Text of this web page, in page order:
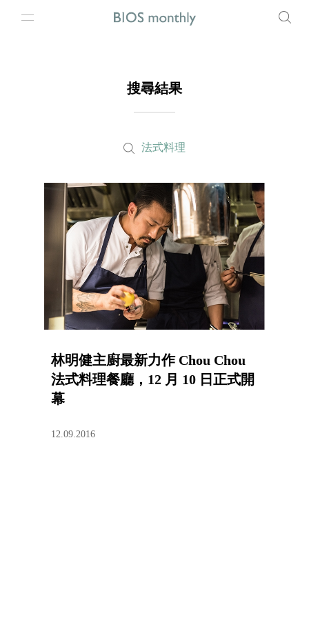
搜尋結果
法式料理
林明健主廚最新力作 Chou Chou
法式料理餐廳，12 月 10 日正式開
幕
12.09.2016